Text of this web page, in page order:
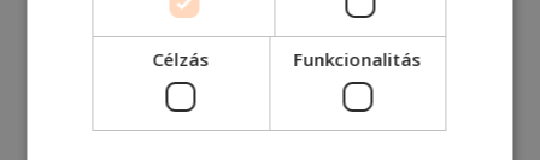
Célzás Funkcionalitás